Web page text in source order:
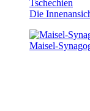
Die
Maisel-